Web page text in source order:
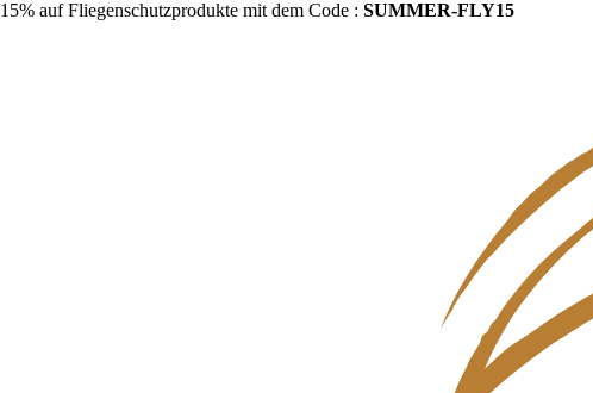
15% auf Fliegenschutzprodukte mit dem Code : SUMMER-FLY15